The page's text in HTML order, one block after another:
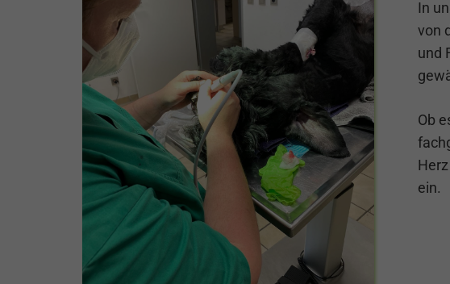
In
von
und
Ob
ein.